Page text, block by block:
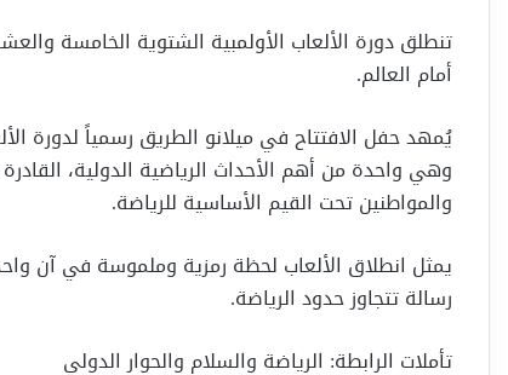
تنطلق دورة الألعاب الأولمبية الشتوية الخامسة
أمام العالم.
وهي واحدة من أهم الأحداث الرياضية الدولية،
والمواطنين تحت القيم الأساسية للرياضة.
يمثل انطلاق الألعاب لحظة رمزية وملموسة في آن
رسالة تتجاوز حدود الرياضة.
تأملات الرابطة: الرياضة والسلام والحوار الدولي